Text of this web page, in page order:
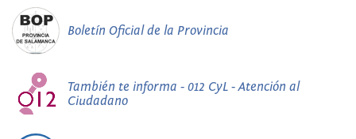
Boletín Oficial de la Provincia
También te informa - 012 CyL - Atención al
Ciudadano